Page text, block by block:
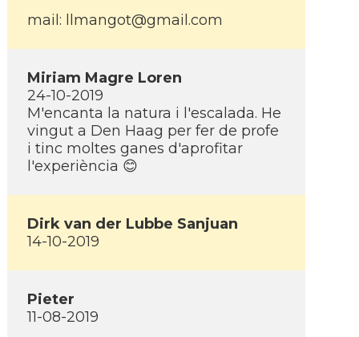
mail: llmangot@gmail.com
Miriam Magre Loren
24-10-2019
M'encanta la natura i l'escalada. He
vingut a Den Haag per fer de profe
i tinc moltes ganes d'aprofitar
l'experiència 😊
Dirk van der Lubbe Sanjuan
14-10-2019
Pieter
11-08-2019